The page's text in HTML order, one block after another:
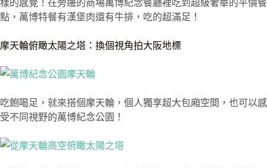
樣的感覺！在旁邊的商場萬博紀念餐廳裡吃到超級奢華的平價餐
點，萬博特餐有漢堡肉還有牛排，吃的超滿足！
摩天輪俯瞰太陽之塔：換個視角拍大阪地標
吃飽喝足，就來搭個摩天輪，個人獨享超大包廂空間，也可以感
受不同視野的萬博紀念公園！